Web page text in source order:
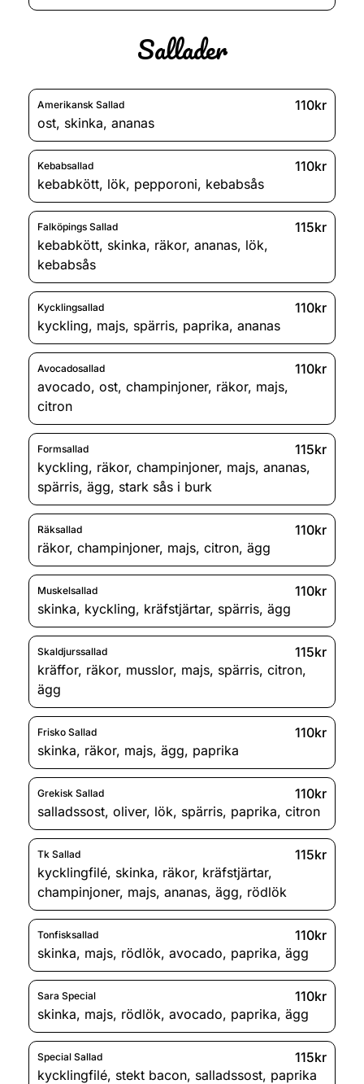
Sallader
Amerikansk Sallad
110kr
ost, skinka, ananas
Kebabsallad
110kr
kebabkött, lök, pepporoni, kebabsås
Falköpings Sallad
115kr
kebabkött, skinka, räkor, ananas, lök,
kebabsås
Kycklingsallad
110kr
kyckling, majs, spärris, paprika, ananas
Avocadosallad
110kr
avocado, ost, champinjoner, räkor, majs,
citron
Formsallad
115kr
kyckling, räkor, champinjoner, majs, ananas,
spärris, ägg, stark sås i burk
Räksallad
110kr
räkor, champinjoner, majs, citron, ägg
Muskelsallad
110kr
skinka, kyckling, kräfstjärtar, spärris, ägg
Skaldjurssallad
115kr
kräffor, räkor, musslor, majs, spärris, citron,
ägg
Frisko Sallad
110kr
skinka, räkor, majs, ägg, paprika
Grekisk Sallad
110kr
salladssost, oliver, lök, spärris, paprika, citron
Tk Sallad
115kr
kycklingfilé, skinka, räkor, kräfstjärtar,
champinjoner, majs, ananas, ägg, rödlök
Tonfisksallad
110kr
skinka, majs, rödlök, avocado, paprika, ägg
Sara Special
110kr
skinka, majs, rödlök, avocado, paprika, ägg
Special Sallad
115kr
kycklingfilé, stekt bacon, salladssost, paprika